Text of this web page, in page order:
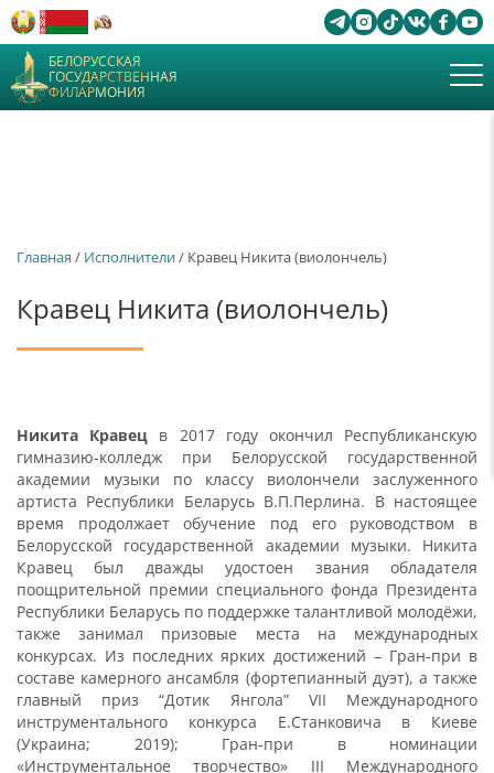
БЕЛОРУССКАЯ
ГОСУДАРСТВЕННАЯ
ФИЛАРМОНИЯ
Главная / Исполнители/ Кравец Никита (виолончель)
Кравец Никита (виолончель)
Никита Кравец в 2017 году окончил Республиканскую
гимназию-колледж при Белорусской государственной
академии музыки по классу виолончели заслуженного
артиста Республики Беларусь В.П.Перлина. В настоящее
время продолжает обучение под его руководством в
Белорусской государственной академии музыки. Никита
Кравец был дважды удостоен звания обладателя
поощрительной премии специального фонда Президента
Республики Беларусь по поддержке талантливой молодёжи,
также занимал призовые места на международных
конкурсах. Из последних ярких достижений – Гран-при в
составе камерного ансамбля (фортепианный дуэт), а также
главный приз “Дотик Янгола” VII Международного
инструментального конкурса Е.Станковича в Киеве
(Украина; 2019); Гран-при в номинации
«Инструментальное творчество» III Международного